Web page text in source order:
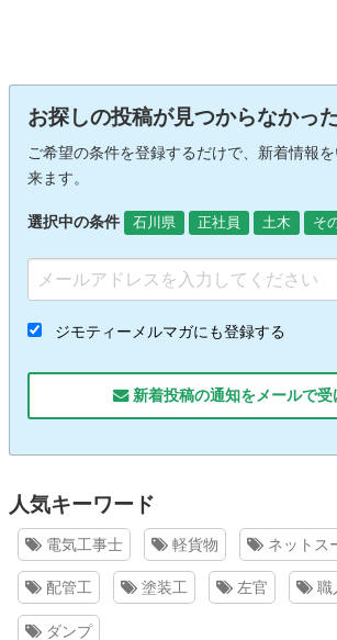
お探しの投稿が見つからなかっ
ご希望の条件を登録するだけで、新着情報
来ます。
選択中の条件 石川県 正社員 土木 そ
ジモティーメルマガにも登録する
新着投稿の通知をメールで受
人気キーワード
電気工事士 軽貨物 ネットス
配管工 塗装工 左官 職
ダンプ